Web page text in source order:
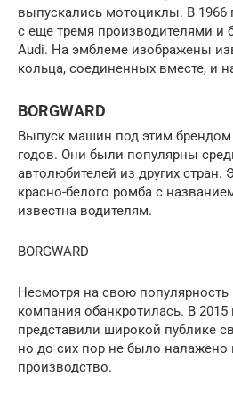
выпускались мотоциклы. В 1966
с еще тремя производителями и
Audi. На эмблеме изображены
кольца, соединенных вместе, и
BORGWARD
Выпуск машин под этим брендом
годов. Они были популярны
автолюбителей из других
красно-белого ромба с
известна водителям.
BORGWARD
Несмотря на свою популярность
компания обанкротилась. В 2015
представили широкой публике
но до сих пор не было налажено
производство.